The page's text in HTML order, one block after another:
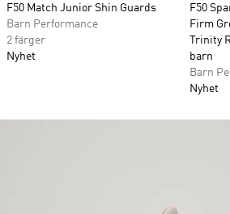
F50 Match Junior Shin Guards
Barn Performance
2 färger
Nyhet
F50
Firm
Trinity
barn
Barn
Nyhet